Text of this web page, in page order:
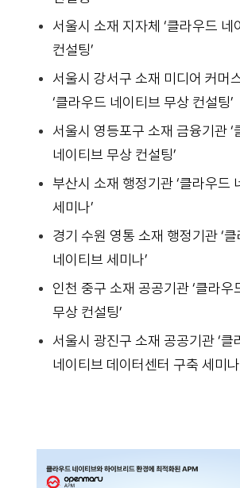
서울시 소재 지자체 ‘클라우드 네
컨설팅’
서울시 강서구 소재 미디어 커머
‘클라우드 네이티브 무상 컨설팅’
서울시 영등포구 소재 금융기관 ‘
네이티브 무상 컨설팅’
부산시 소재 행정기관 ‘클라우드
세미나’
경기 수원 영통 소재 행정기관 ‘
네이티브 세미나’
인천 중구 소재 공공기관 ‘클라우
무상 컨설팅’
서울시 광진구 소재 공공기관 ‘클
네이티브 데이터센터 구축 세미나